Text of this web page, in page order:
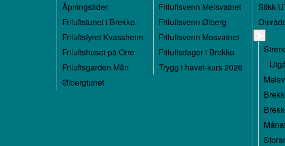
Åpningstider
Friluftstunet i Brekko
Friluftsfyret Kvassheim
Friluftshuset på Orre
Friluftsgarden Mån
Ølbergtunet
Friluftsvenn Melsvatnet
Friluftsvenn Ølberg
Friluftsvenn Mosvatnet
Friluftsdager i Brekko
Trygg i havet-kurs 2026
Stikk